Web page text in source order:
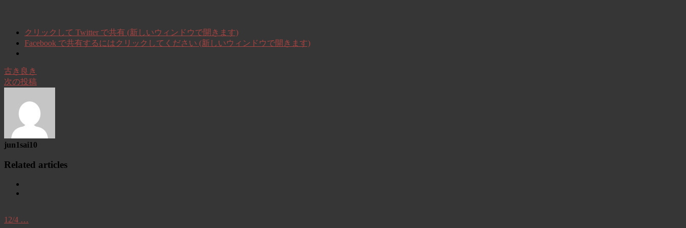
クリックして Twitter で共有 (新しいウィンドウで開きます)
Facebook で共有するにはクリックしてください (新しいウィンドウで開きます)
古き良き
次の投稿
jun1sai10
Related articles
12/4 …